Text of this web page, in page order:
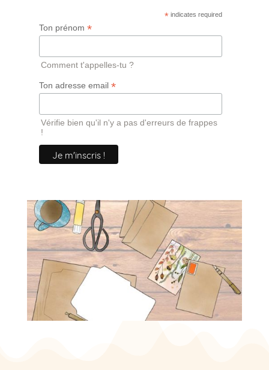
* indicates required
Ton prénom *
Comment t'appelles-tu ?
Ton adresse email *
Vérifie bien qu'il n'y a pas d'erreurs de frappes
!